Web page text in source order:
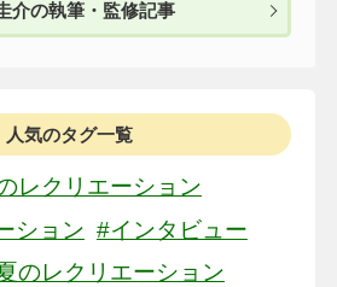
介の執筆・監修記事
人気のタグ一覧
レクリエーション
ション #インタビュー
のレクリエーション